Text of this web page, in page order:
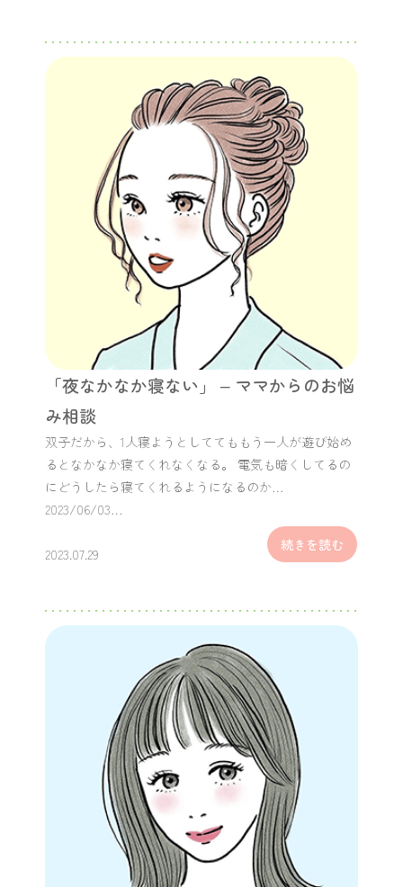
「夜なかなか寝ない」 – ママからのお悩
み相談
双子だから、1人寝ようとしててももう一人が遊び始め
るとなかなか寝てくれなくなる。 電気も暗くしてるの
にどうしたら寝てくれるようになるのか…
2023/06/03…
2023.07.29
続きを読む